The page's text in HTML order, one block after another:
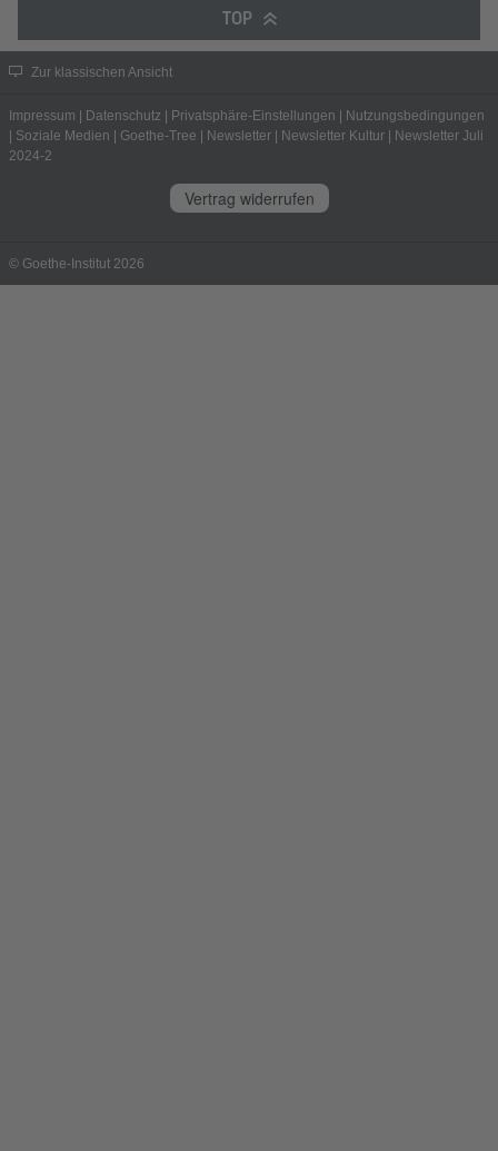
TOP
Zur klassischen Ansicht
Impressum Datenschutz Privatsphäre-Einstellungen
Nutzungsbedingungen
Soziale Medien Goethe-Tree Newsletter Newsletter Kultur
Newsletter Juli
2024-2
Vertrag widerrufen
© Goethe-Institut 2026